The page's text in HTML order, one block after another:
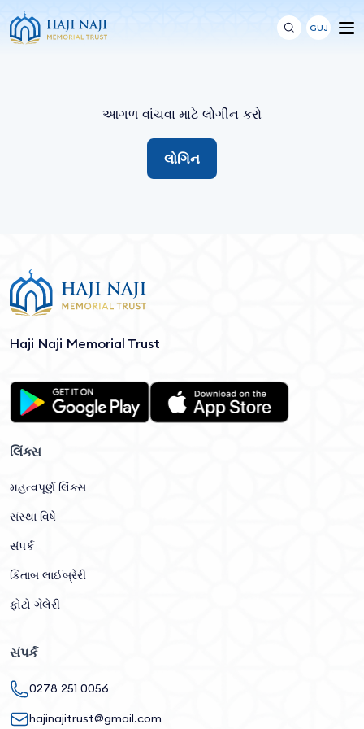
GUJ
આગળ વાંચવા માટે લોગીન કરો
લોગિન
Haji Naji Memorial Trust
લિંક્સ
મહત્વપૂર્ણ લિંક્સ
સંસ્થા વિષે
સંપર્ક
કિતાબ લાઈબ્રેરી
ફોટો ગેલેરી
સંપર્ક
0278 251 0056
hajinajitrust@gmail.com